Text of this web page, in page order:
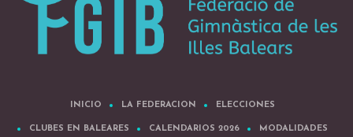
INICIO LA FEDERACION ELECCIONES
CLUBES EN BALEARES CALENDARIOS 2026 MODALIDADES